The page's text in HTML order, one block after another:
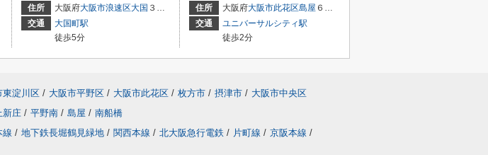
住所
大阪府大阪市浪速区大国 ３丁目
交通
大国町駅
徒歩5分
住所
大阪府大阪市此花区島屋 ６丁目2-89
交通
ユニバーサルシティ駅
徒歩2分
東淀川区 / 大阪市平野区 / 大阪市此花区 / 枚方市 / 摂津市 / 大阪市中央区
新庄 / 平野南 / 島屋 / 南船橋
線 / 地下鉄長堀鶴見緑地 / 関西本線 / 北大阪急行電鉄 / 片町線 / 京阪本線 /